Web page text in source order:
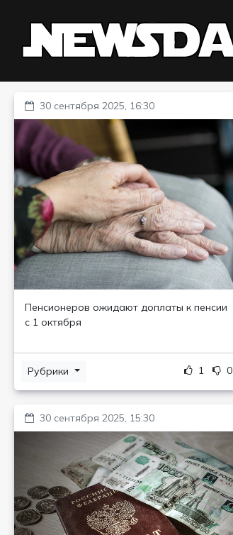
30 сентября 2025, 16:30
Пенсионеров ожидают доплаты к пенсии
с 1 октября
Рубрики 1 0
30 сентября 2025, 15:30